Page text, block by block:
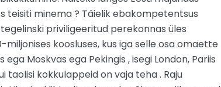
teisiti minema ? Täielik ebakompetentsus
priviligeeritud perekonnas üles
koosluses, kus iga selle osa omaette
Moskvas ega Pekingis , isegi London, Pariis
kokkulappeid on vaja teha . Raju